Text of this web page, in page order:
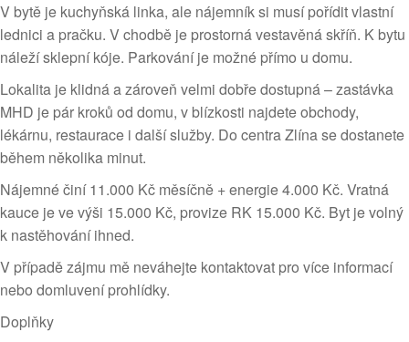
V bytě je kuchyňská linka, ale nájemník si musí pořídit vlastní
lednici a pračku. V chodbě je prostorná vestavěná skříň. K bytu
náleží sklepní kóje. Parkování je možné přímo u domu.
Lokalita je klidná a zároveň velmi dobře dostupná – zastávka
MHD je pár kroků od domu, v blízkosti najdete obchody,
lékárnu, restaurace i další služby. Do centra Zlína se dostanete
během několika minut.
Nájemné činí 11.000 Kč měsíčně + energie 4.000 Kč. Vratná
kauce je ve výši 15.000 Kč, provize RK 15.000 Kč. Byt je volný
k nastěhování ihned.
V případě zájmu mě neváhejte kontaktovat pro více informací
nebo domluvení prohlídky.
Doplňky